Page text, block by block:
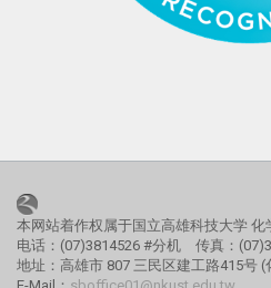
本网站着作权属于国立高雄科技大学 化
电话：(07)3814526 #分机 传真：
地址：高雄市 807 三民区建工路415号 (